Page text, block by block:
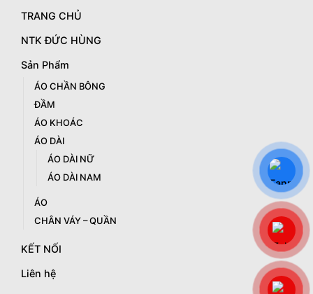
TRANG CHỦ
NTK ĐỨC HÙNG
Sản Phẩm
ÁO CHẦN BÔNG
ĐẦM
ÁO KHOÁC
ÁO DÀI
ÁO DÀI NỮ
ÁO DÀI NAM
ÁO
CHÂN VÁY – QUẦN
KẾT NỐI
Liên hệ